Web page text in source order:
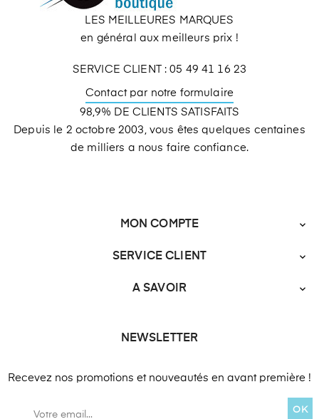
LES MEILLEURES MARQUES
en général aux meilleurs prix !
SERVICE CLIENT : 05 49 41 16 23
Contact par notre formulaire
98,9% DE CLIENTS SATISFAITS
Depuis le 2 octobre 2003, vous êtes quelques centaines
de milliers a nous faire confiance.
MON COMPTE 
SERVICE CLIENT 
A SAVOIR 
NEWSLETTER
Recevez nos promotions et nouveautés en avant première !
OK